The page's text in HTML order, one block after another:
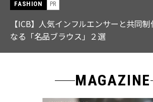
FASHION PR
【ICB】人気インフルエンサーと共同
なる「名品ブラウス」２選
MAGAZINE